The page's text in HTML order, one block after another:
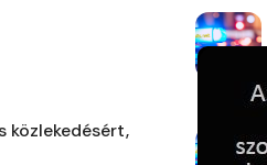
közlekedésért,